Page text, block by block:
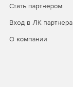
Стать партнером
Вход в ЛК партнера
О компании